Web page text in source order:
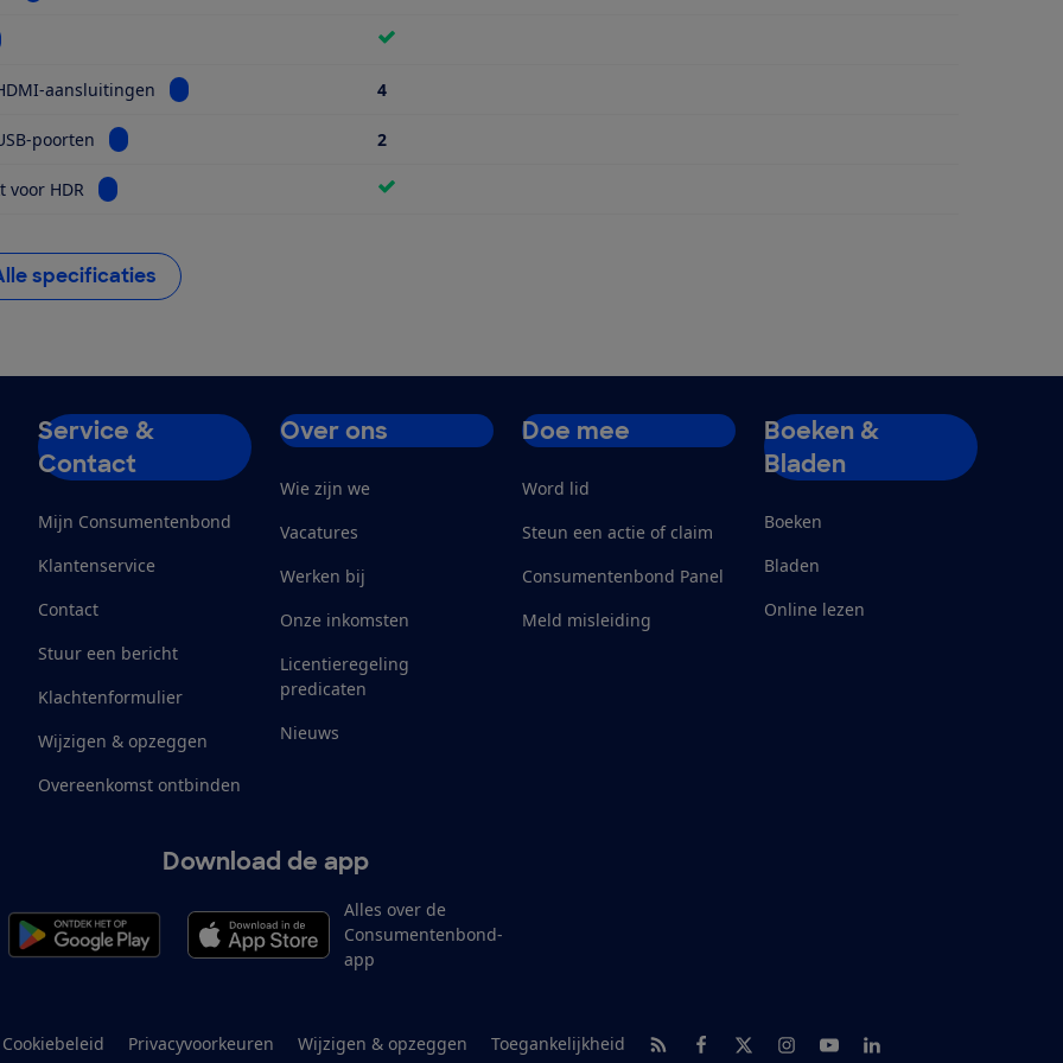
informatie voor Wifi
aansluitingen Bekijk informatie voor Aantal HDMI-aansluitingen
4
poorten Bekijk informatie voor Aantal USB-poorten
2
voor HDR Bekijk informatie voor Geschikt voor HDR
specificaties
Service &
Contact
Mijn Consumentenbond
Klantenservice
Contact
Stuur een bericht
Klachtenformulier
Wijzigen & opzeggen
Overeenkomst ontbinden
Over ons
Wie zijn we
Vacatures
Werken bij
Onze inkomsten
Licentieregeling
predicaten
Nieuws
Doe mee
Word lid
Steun een actie of claim
Consumentenbond Panel
Meld misleiding
Boeken &
Bladen
Boeken
Bladen
Online lezen
Download de app
Alles over de
Consumentenbond-
app
Cookiebeleid Privacyvoorkeuren Wijzigen & opzeggen Toegankelijkheid RSS-feed nieuws
Facebook
TwitterInstagram
YoutubeLinkedIn